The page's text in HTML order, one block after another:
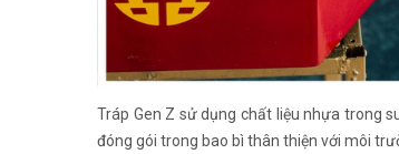
Tráp Gen Z sử dụng chất liệu nhựa trong
đóng gói trong bao bì thân thiện với môi